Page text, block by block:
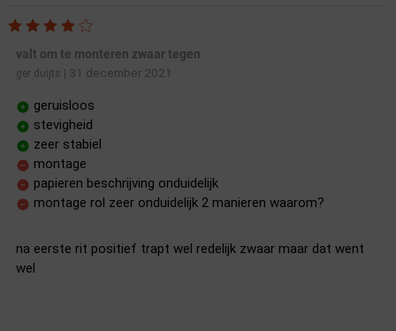
valt om te monteren zwaar tegen
ger duijts 31 december 2021
geruisloos
stevigheid
zeer stabiel
montage
papieren beschrijving onduidelijk
montage rol zeer onduidelijk 2 manieren waarom?
na eerste rit positief trapt wel redelijk zwaar maar dat went
wel